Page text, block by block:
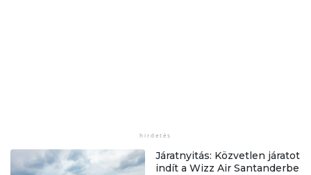
Járatnyitás: Közvetlen járatot
indít a Wizz Air Santanderbe